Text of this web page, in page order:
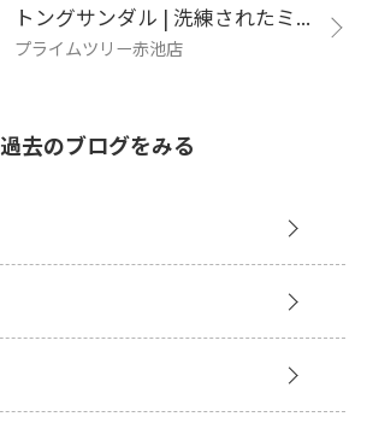
トングサンダル | 洗練されたミ...
プライムツリー赤池店
過去のブログをみる